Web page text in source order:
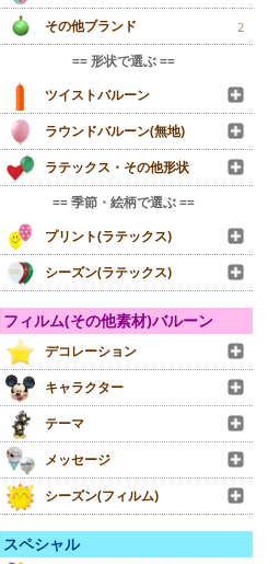
その他ブランド
2
== 形状で選ぶ ==
ツイストバルーン
ラウンドバルーン(無地)
ラテックス・その他形状
== 季節・絵柄で選ぶ ==
プリント(ラテックス)
シーズン(ラテックス)
フィルム(その他素材)バルーン
デコレーション
キャラクター
テーマ
メッセージ
シーズン(フィルム)
スペシャル